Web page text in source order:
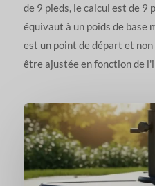
de 9 pieds, le calcul est de 9
équivaut à un poids de base
est un point de départ et
être ajustée en fonction de